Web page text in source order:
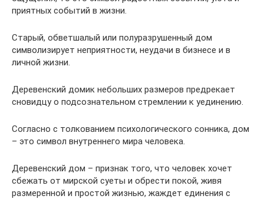
приятных событий в жизни.
Старый, обветшалый или полуразрушенный дом
символизирует неприятности, неудачи в бизнесе и в
личной жизни.
Деревенский домик небольших размеров предрекает
сновидцу о подсознательном стремлении к уединению.
Согласно с толкованием психологического сонника, дом
– это символ внутреннего мира человека.
Деревенский дом – признак того, что человек хочет
сбежать от мирской суеты и обрести покой, живя
размеренной и простой жизнью, жаждет единения с